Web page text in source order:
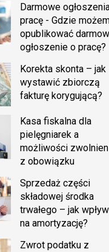
Darmowe
pracę - Gdzie
opublikować
ogłoszenie o pracę?
Korekta skonta – jak
wystawić zbiorczą
fakturę korygującą?
Kasa fiskalna dla
pielęgniarek a
możliwości
z obowiązku
Sprzedaż części
składowej środka
trwałego – jak
na amortyzację?
Zwrot podatku z